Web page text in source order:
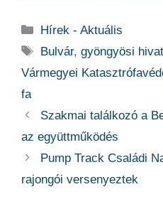
Kategória
Hírek - Aktuális
Címkék
Bulvár,gyöngyösi
Vármegyei
fa
Szakmai találkozó a
az együttműködés
Pump Track Családi
rajongói versenyeztek